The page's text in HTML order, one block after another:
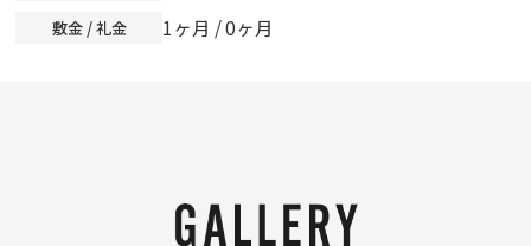
敷金 / 礼金 1ヶ月 /0ヶ月